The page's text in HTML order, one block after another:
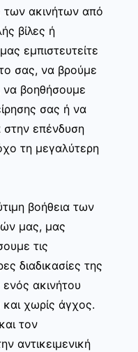
ακινήτων από
βίλες ή
εμπιστευτείτε
σας, να βρούμε
να βοηθήσουμε
σας ή να
επένδυση
τη μεγαλύτερη
βοήθεια των
μας, μας
τις
διαδικασίες της
ενός ακινήτου
χωρίς άγχος.
τον
αντικειμενική